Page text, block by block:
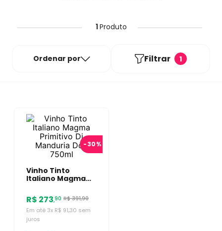
1 Produto
Ordenar por Filtrar 1
-30%
Vinho Tinto
Italiano Magma
Manduria Dop
750ml
R$ 273,90 R$391,90
Em até 3x R$ 91,30 sem
juros